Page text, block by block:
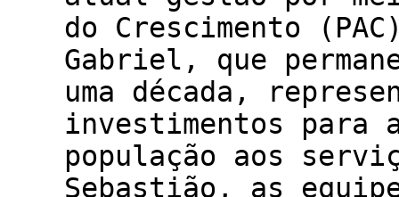
do Crescimento
Gabriel, que
uma década,
investimentos para
população aos
Sebastião, as